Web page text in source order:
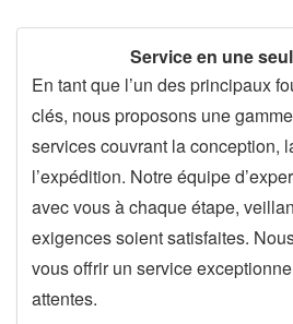
Service en une
En tant que l’un des principaux
clés, nous proposons une
services couvrant la conception,
l’expédition. Notre équipe
avec vous à chaque étape,
exigences soient satisfaites.
vous offrir un service
attentes.